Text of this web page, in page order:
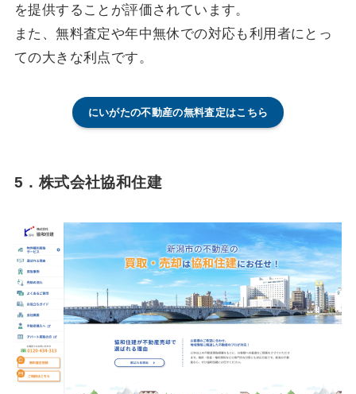
を提供することが評価されています。
また、無料査定や年中無休での対応も利用者にとっ
ての大きな利点です。
にいがたの不動産の無料査定はこちら
5． 株式会社協和住建